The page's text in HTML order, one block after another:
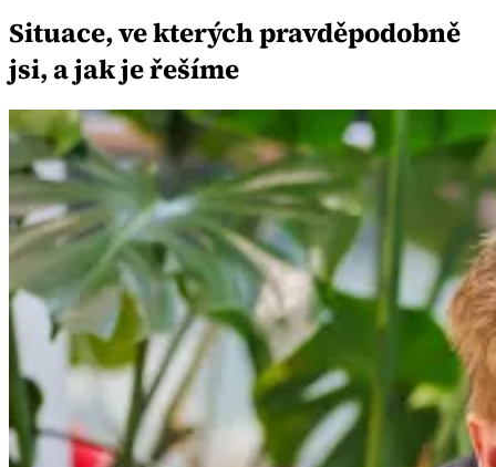
Situace, ve kterých pravděpodobně
jsi, a jak je řešíme